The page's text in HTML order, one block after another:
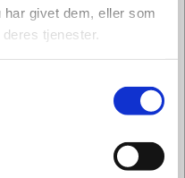
givet dem, eller som
tjenester.
kan du afhente det i
få det sendt hjem til
på Hjorths Fabrik.
evner på drejeskiven.